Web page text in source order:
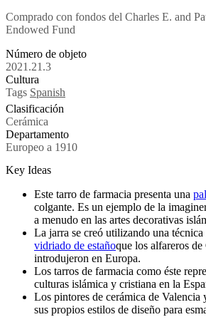
Comprado con fondos del Charles E. and
Endowed Fund
Número de objeto
2021.21.3
Cultura
Tags Spanish
Clasificación
Cerámica
Departamento
Europeo a 1910
Key Ideas
Este tarro de farmacia presenta una
colgante. Es un ejemplo de la
a menudo en las artes decorativas
La jarra se creó utilizando una
vidriado de estañoque los alfareros
introdujeron en Europa.
Los tarros de farmacia como éste
culturas islámica y cristiana en la
Los pintores de cerámica de Valencia
sus propios estilos de diseño para